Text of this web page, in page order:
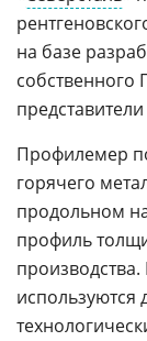
на базе
Профилемер
горячего
продольном
профиль
используются